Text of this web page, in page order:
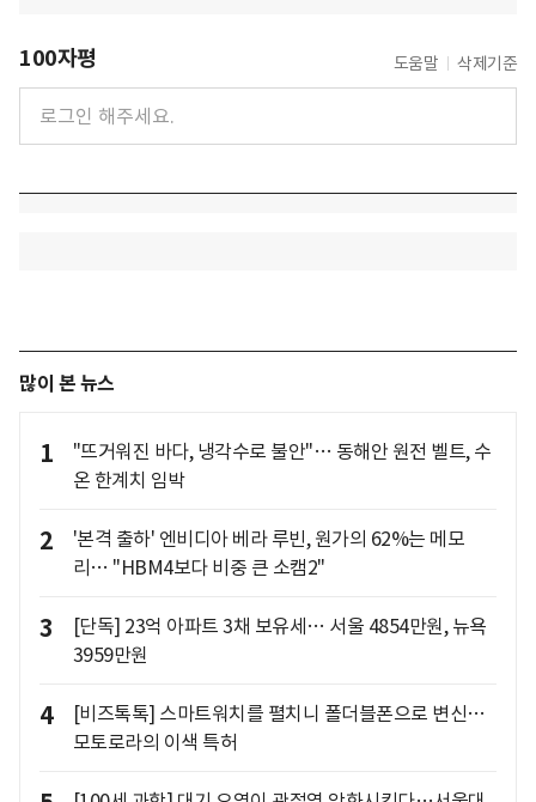
100자평 도움말 삭제기준
많이 본 뉴스
1
"뜨거워진 바다, 냉각수로 불안"… 동해안 원전 벨트, 수
온 한계치 임박
2
'본격 출하' 엔비디아 베라 루빈, 원가의 62%는 메모
리… "HBM4보다 비중 큰 소캠2"
3
[단독] 23억 아파트 3채 보유세… 서울 4854만원, 뉴욕
3959만원
4
[비즈톡톡] 스마트워치를 펼치니 폴더블폰으로 변신…
모토로라의 이색 특허